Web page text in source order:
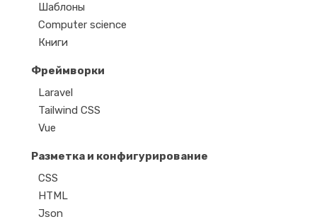
Шаблоны
Computer science
Книги
Фреймворки
Laravel
Tailwind CSS
Vue
Разметка и конфигурирование
CSS
HTML
Json